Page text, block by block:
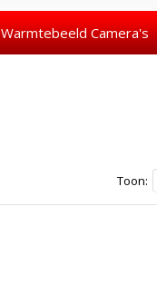
Warmtebeeld Camera's
Toon: